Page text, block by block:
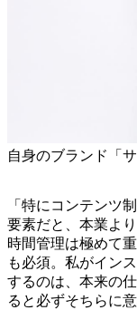
自身のブランド「
「特にコンテンツ
要素だと、本業よ
時間管理は極めて
も必須。私がイン
するのは、本来の
ると必ずそちらに